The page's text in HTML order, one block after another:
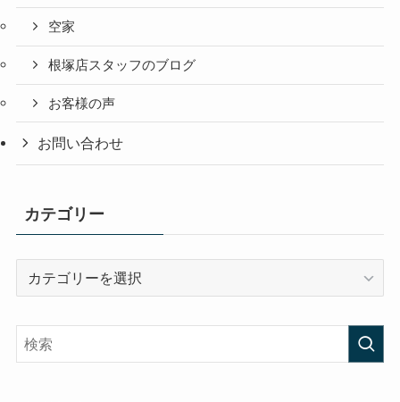
空家
根塚店スタッフのブログ
お客様の声
お問い合わせ
カテゴリー
リ